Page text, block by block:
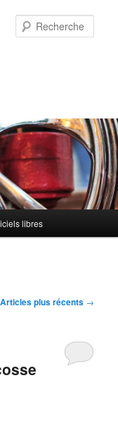
libres
Articles plus récents →